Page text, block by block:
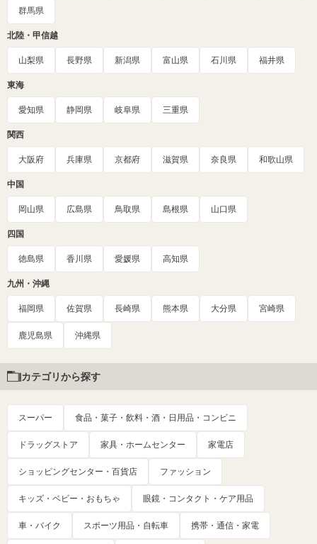
群馬県
北陸・甲信越
山梨県 長野県 新潟県 富山県 石川県 福井県
東海
愛知県 静岡県 岐阜県 三重県
関西
大阪府 兵庫県 京都府 滋賀県 奈良県 和歌山県
中国
岡山県 広島県 鳥取県 島根県 山口県
四国
徳島県 香川県 愛媛県 高知県
九州・沖縄
福岡県 佐賀県 長崎県 熊本県 大分県 宮崎県
鹿児島県 沖縄県
カテゴリから探す
スーパー 食品・菓子・飲料・酒・日用品・コンビニ
ドラッグストア 家具・ホームセンター 家電店
ショッピングセンター・百貨店 ファッション
キッズ・ベビー・おもちゃ 眼鏡・コンタクト・ケア用品
車・バイク スポーツ用品・自転車 携帯・通信・家電